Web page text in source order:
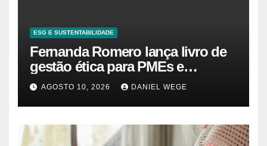
ESG E SUSTENTABILIDADE
Fernanda Romero lança livro de
gestão ética para PMEs e
startups
AGOSTO 10, 2026 DANIEL WEGE